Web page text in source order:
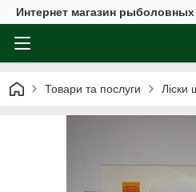
Интернет магазин
Товари та послуги Ліски